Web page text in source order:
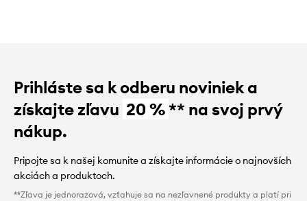
Prihláste sa k odberu noviniek a
získajte zľavu 20 %** na svoj prvý
nákup.
Pripojte sa k našej komunite a získajte informácie o najnovších
akciách a produktoch.
**Zľava je jednorazová, vzťahuje sa na nezľavnené produkty a platí pri